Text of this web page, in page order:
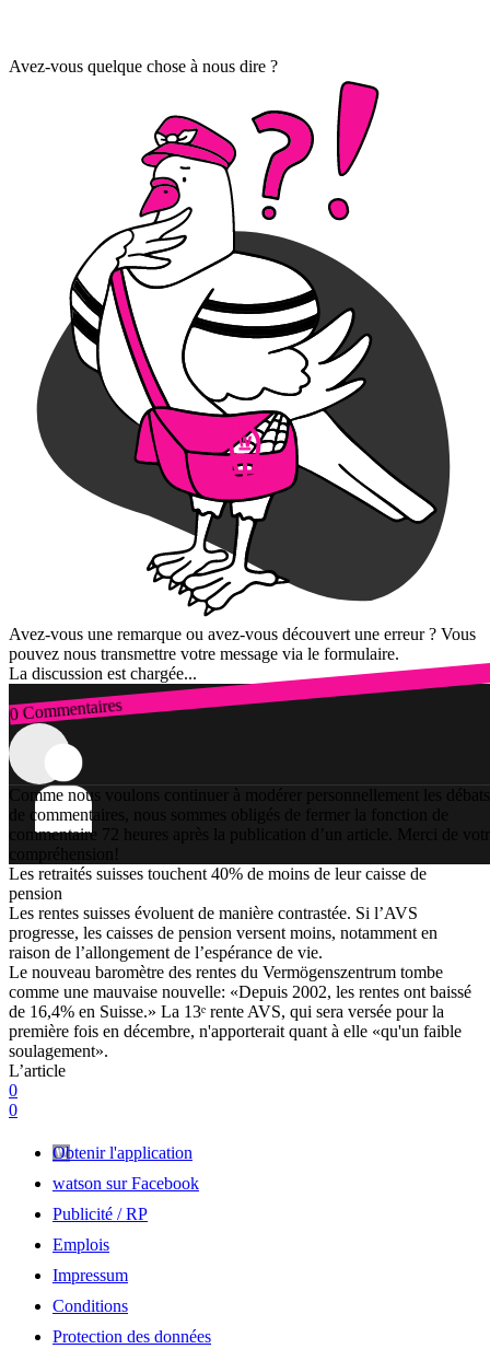
Avez-vous quelque chose à nous dire ?
Avez-vous une remarque ou avez-vous découvert une erreur ? Vous
pouvez nous transmettre votre message via le formulaire.
La discussion est chargée...
0 Commentaires
Connexion
Comme nous voulons continuer à modérer personnellement les débats
de commentaires, nous sommes obligés de fermer la fonction de
commentaire 72 heures après la publication d’un article. Merci de
compréhension!
Les retraités suisses touchent 40% de moins de leur caisse de
pension
Les rentes suisses évoluent de manière contrastée. Si l’AVS
progresse, les caisses de pension versent moins, notamment en
raison de l’allongement de l’espérance de vie.
Le nouveau baromètre des rentes du Vermögenszentrum tombe
comme une mauvaise nouvelle: «Depuis 2002, les rentes ont baissé
de 16,4% en Suisse.» La 13ᵉ rente AVS, qui sera versée pour la
première fois en décembre, n'apporterait quant à elle «qu'un faible
soulagement».
L’article
0
0
Obtenir l'application
watson sur Facebook
Publicité / RP
Emplois
Impressum
Conditions
Protection des données